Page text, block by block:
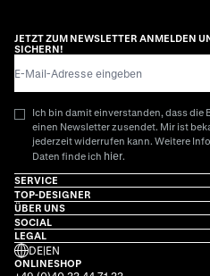
JETZT ZUM NEWSLETTER ANMELDEN
SICHERN!
Ich bin damit einverstanden, dass die
einen Newsletter zusendet. Mir ist
jederzeit widerrufen kann. Weitere
Daten finde ich hier.
SERVICE
TOP-DESIGNER
ÜBER UNS
SOCIAL
LEGAL
DE|EN
ONLINESHOP